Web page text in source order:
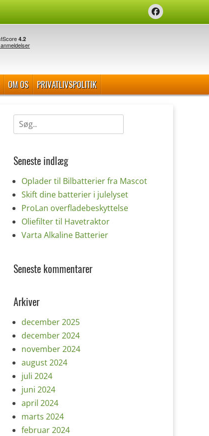
Facebook
OM OS PRIVATLIVSPOLITIK
Søg
efter:
Seneste indlæg
Oplader til Bilbatterier fra Mascot
Skift dine batterier i julelyset
ProLan overfladebeskyttelse
Oliefilter til Havetraktor
Varta Alkaline Batterier
Seneste kommentarer
Arkiver
december 2025
december 2024
november 2024
august 2024
juli 2024
juni 2024
april 2024
marts 2024
februar 2024